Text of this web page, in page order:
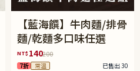
【藍海饌】牛肉麵/排骨
麵/乾麵多口味任選
NT$ 140200
7折 常溫 已售出 30